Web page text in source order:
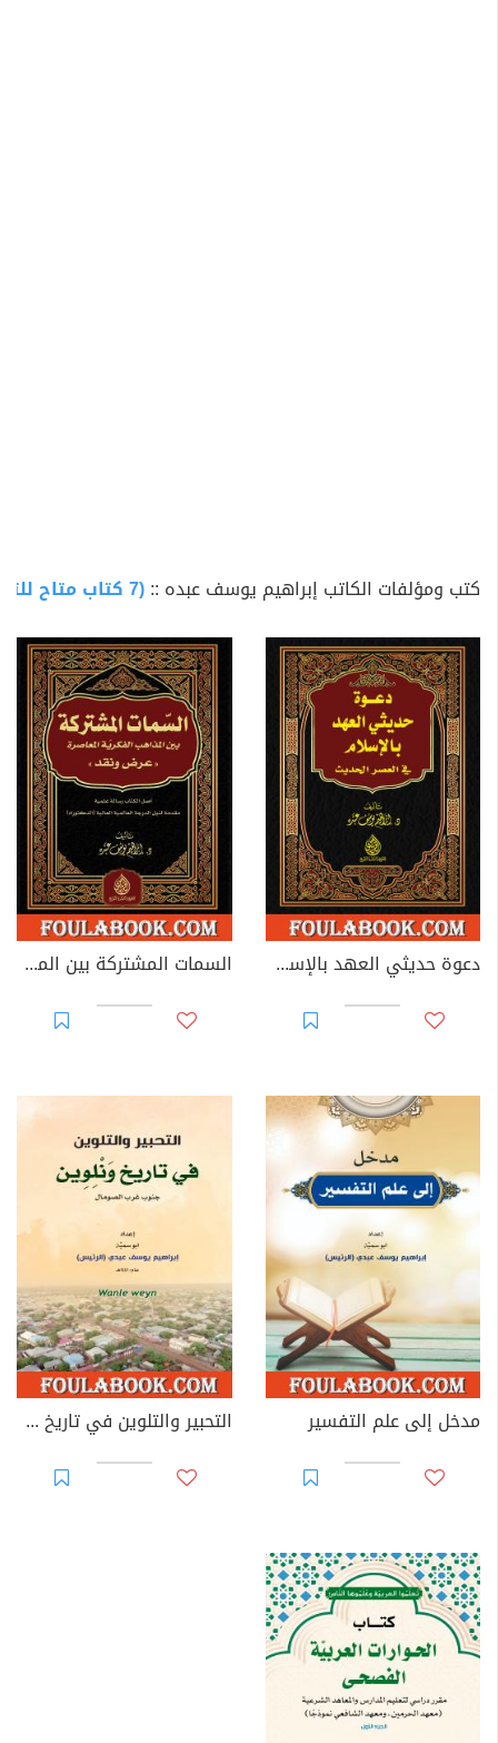
كتب ومؤلفات الكاتب إبراهيم يوسف عبده ::(7 كتاب متاح للتحميل)
دعوة حديثي العهد بالإسلام في العصر الحاضر السمات المشتركة بين المذاهب الفكرية المعاصرة - عرض ونقد
مدخل إلى علم التفسير التحبير والتلوين في تاريخ ونلوين - جنوب غرب الصومال